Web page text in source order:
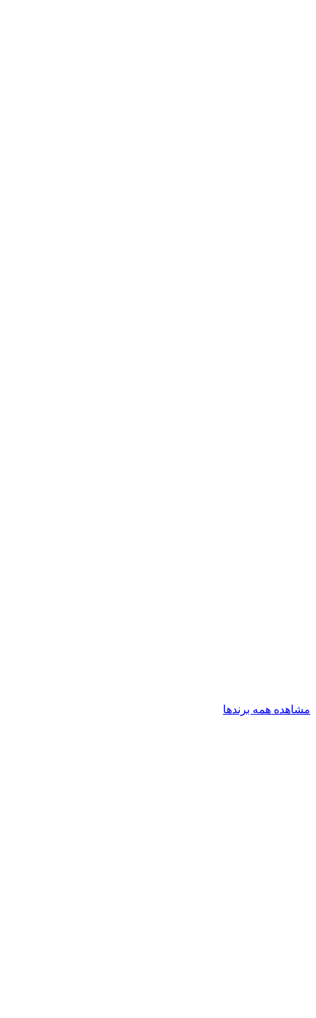
مشاهده همه برندها